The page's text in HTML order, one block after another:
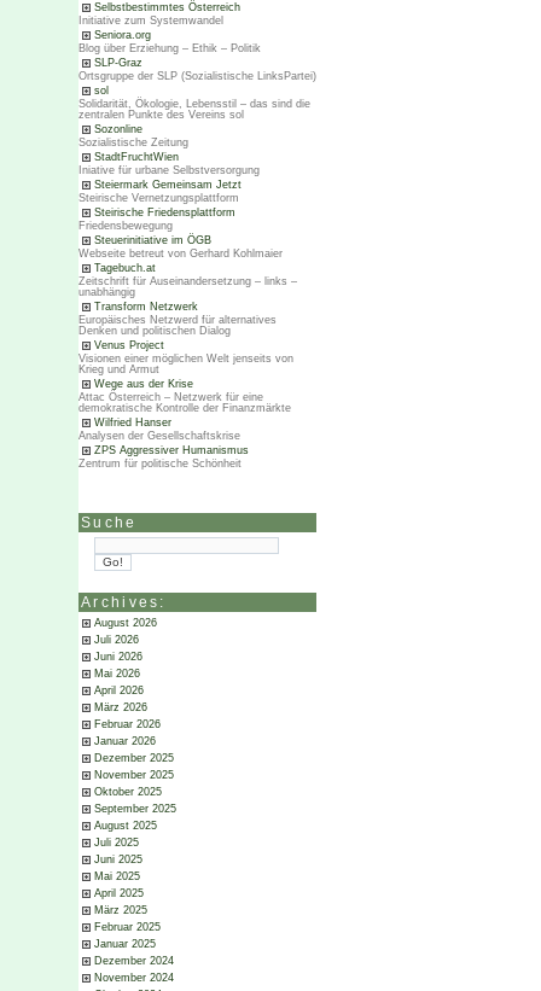
Selbstbestimmtes Österreich
Initiative zum Systemwandel
Seniora.org
Blog über Erziehung – Ethik – Politik
SLP-Graz
Ortsgruppe der SLP (Sozialistische LinksPartei)
sol
Solidarität, Ökologie, Lebensstil – das sind die
zentralen Punkte des Vereins sol
Sozonline
Sozialistische Zeitung
StadtFruchtWien
Iniative für urbane Selbstversorgung
Steiermark Gemeinsam Jetzt
Steirische Vernetzungsplattform
Steirische Friedensplattform
Friedensbewegung
Steuerinitiative im ÖGB
Webseite betreut von Gerhard Kohlmaier
Tagebuch.at
Zeitschrift für Auseinandersetzung – links –
unabhängig
Transform Netzwerk
Europäisches Netzwerd für alternatives
Denken und politischen Dialog
Venus Project
Visionen einer möglichen Welt jenseits von
Krieg und Armut
Wege aus der Krise
Attac Österreich – Netzwerk für eine
demokratische Kontrolle der Finanzmärkte
Wilfried Hanser
Analysen der Gesellschaftskrise
ZPS Aggressiver Humanismus
Zentrum für politische Schönheit
Suche
Archives:
August 2026
Juli 2026
Juni 2026
Mai 2026
April 2026
März 2026
Februar 2026
Januar 2026
Dezember 2025
November 2025
Oktober 2025
September 2025
August 2025
Juli 2025
Juni 2025
Mai 2025
April 2025
März 2025
Februar 2025
Januar 2025
Dezember 2024
November 2024